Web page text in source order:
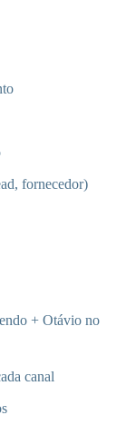
fornecedor)
+ Otávio no
canal